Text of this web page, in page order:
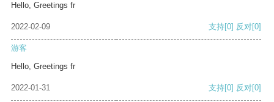
Hello, Greetings fr
2022-02-09 支持[0] 反对[0]
游客
Hello, Greetings fr
2022-01-31 支持[0] 反对[0]